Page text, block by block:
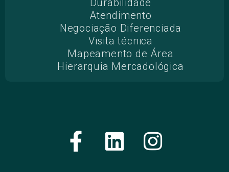
Atendimento
Negociação Diferenciada
Visita técnica
Mapeamento de Área
Hierarquia Mercadológica